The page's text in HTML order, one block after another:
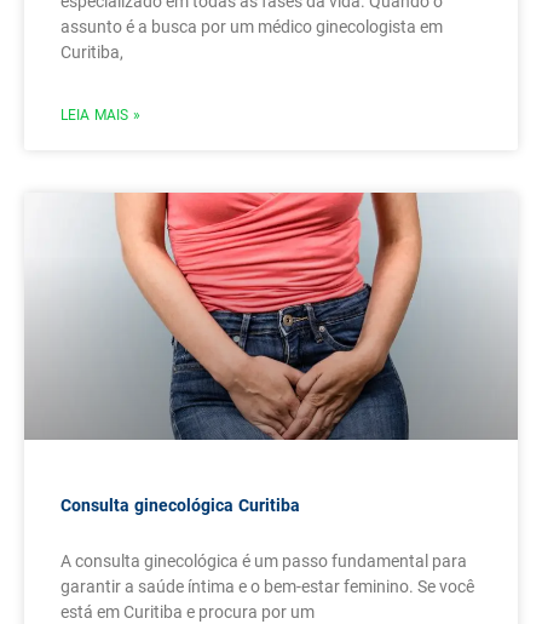
assunto é a busca por um médico ginecologista em
Curitiba,
LEIA MAIS »
Consulta ginecológica Curitiba
A consulta ginecológica é um passo fundamental para
garantir a saúde íntima e o bem-estar feminino. Se você
está em Curitiba e procura por um